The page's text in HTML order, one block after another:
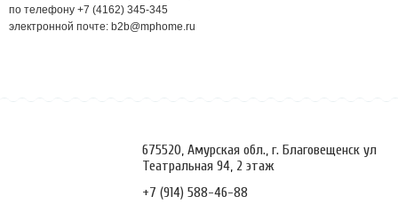
по телефону +7 (4162) 345-345
электронной почте: b2b@mphome.ru
675520, Амурская обл., г. Благовещенск ул
Театральная 94, 2 этаж
+7 (914) 588-46-88